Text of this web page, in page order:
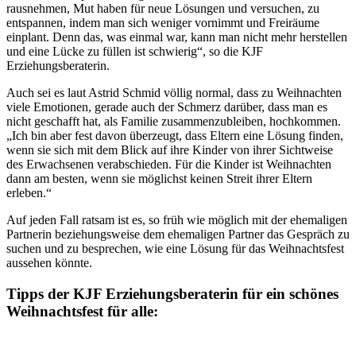
rausnehmen, Mut haben für neue Lösungen und versuchen, zu
entspannen, indem man sich weniger vornimmt und Freiräume
einplant. Denn das, was einmal war, kann man nicht mehr herstellen
und eine Lücke zu füllen ist schwierig“, so die KJF
Erziehungsberaterin.
Auch sei es laut Astrid Schmid völlig normal, dass zu Weihnachten
viele Emotionen, gerade auch der Schmerz darüber, dass man es
nicht geschafft hat, als Familie zusammenzubleiben, hochkommen.
„Ich bin aber fest davon überzeugt, dass Eltern eine Lösung finden,
wenn sie sich mit dem Blick auf ihre Kinder von ihrer Sichtweise
des Erwachsenen verabschieden. Für die Kinder ist Weihnachten
dann am besten, wenn sie möglichst keinen Streit ihrer Eltern
erleben.“
Auf jeden Fall ratsam ist es, so früh wie möglich mit der ehemaligen
Partnerin beziehungsweise dem ehemaligen Partner das Gespräch zu
suchen und zu besprechen, wie eine Lösung für das Weihnachtsfest
aussehen könnte.
Tipps der KJF Erziehungsberaterin für ein schönes
Weihnachtsfest für alle: